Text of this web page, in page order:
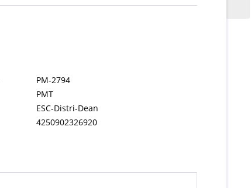
PM-2794
PMT
ESC-Distri-Dean
4250902326920